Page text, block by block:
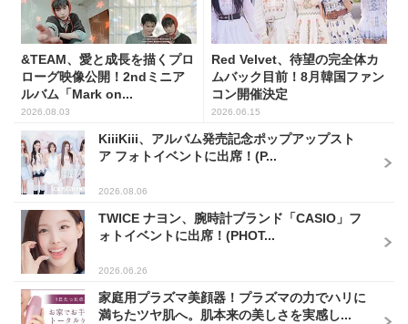
&TEAM、愛と成長を描くプロ
ローグ映像公開！2ndミニア
ルバム「Mark on...
2026.08.03
Red Velvet、待望の完全体カ
ムバック目前！8月韓国ファン
コン開催決定
2026.06.15
KiiiKiii、アルバム発売記念ポップアップスト
ア フォトイベントに出席！(P...
2026.08.06
TWICE ナヨン、腕時計ブランド「CASIO」フ
ォトイベントに出席！(PHOT...
2026.06.26
家庭用プラズマ美顔器！プラズマの力でハリに
満ちたツヤ肌へ。肌本来の美しさを実感し...